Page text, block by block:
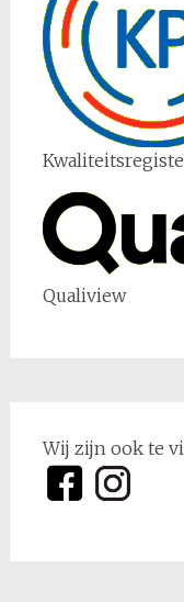
Qualiview
Wij zijn ook te